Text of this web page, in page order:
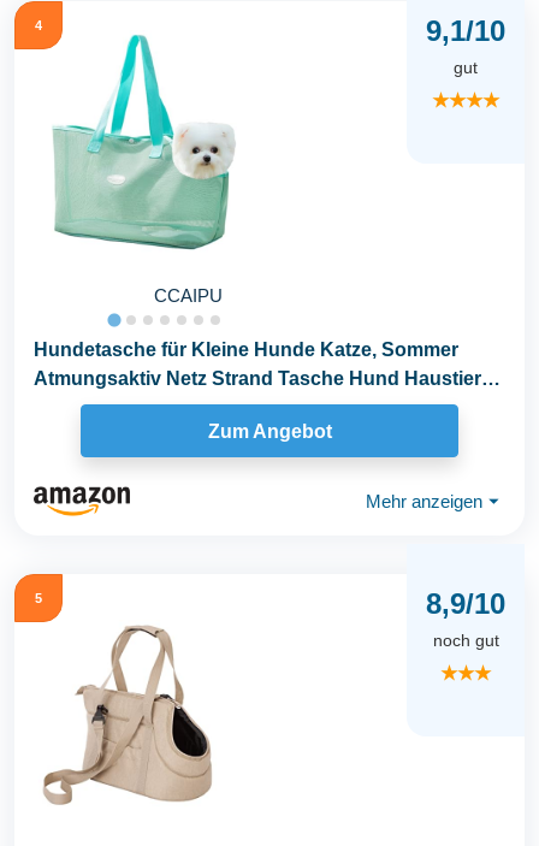
4
CCAIPU
9,1/10
gut
★★★★
Hundetasche für Kleine Hunde Katze, Sommer
Atmungsaktiv Netz Strand Tasche Hund Haustiere
Carrier...
Zum Angebot
Mehr anzeigen ⏷
5 8,9/10
noch gut
★★★